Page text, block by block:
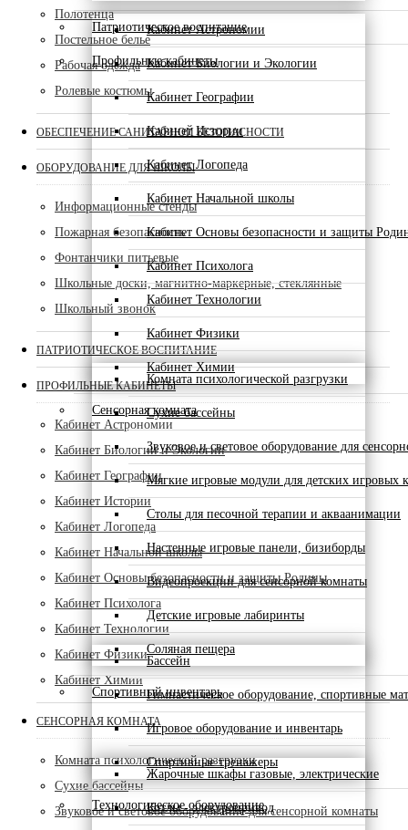
Патриотическое воспитание
Профильные кабинеты
Кабинет Астрономии
Кабинет Биологии и Экологии
Кабинет Географии
Кабинет Истории
Кабинет Логопеда
Кабинет Начальной школы
Кабинет Основы безопасности и защиты
Кабинет Психолога
Кабинет Технологии
Кабинет Физики
Кабинет Химии
Сенсорная комната
Комната психологической разгрузки
Сухие бассейны
Звуковое и световое оборудование для
Мягкие игровые модули для детских игровых
Столы для песочной терапии и акваанимации
Настенные игровые панели, бизиборды
Видеопроекции для сенсорной комнаты
Детские игровые лабиринты
Соляная пещера
Спортивный инвентарь
Бассейн
Гимнастическое оборудование, спортивные
Игровое оборудование и инвентарь
Спортивные тренажеры
Технологическое оборудование
Жарочные шкафы газовые, электрические
Котлы - электропривод
Полотенца
Постельное белье
Рабочая одежда
Ролевые костюмы
ОБЕСПЕЧЕНИЕ САНИТАРНОЙ БЕЗОПАСНОСТИ
ОБОРУДОВАНИЕ ДЛЯ ШКОЛЫ
Информационные стенды
Пожарная безопасность
Фонтанчики питьевые
Школьные доски, магнитно-маркерные, стеклянные
Школьный звонок
ПАТРИОТИЧЕСКОЕ ВОСПИТАНИЕ
ПРОФИЛЬНЫЕ КАБИНЕТЫ
Кабинет Астрономии
Кабинет Биологии и Экологии
Кабинет Географии
Кабинет Истории
Кабинет Логопеда
Кабинет Начальной школы
Кабинет Основы безопасности и защиты Родины
Кабинет Психолога
Кабинет Технологии
Кабинет Физики
Кабинет Химии
СЕНСОРНАЯ КОМНАТА
Комната психологической разгрузки
Сухие бассейны
Звуковое и световое оборудование для сенсорной комнаты